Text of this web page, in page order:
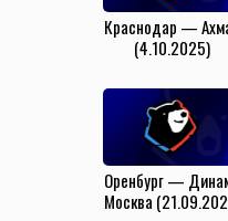
Краснодар —
(4.10.2025)
Оренбург —
Москва